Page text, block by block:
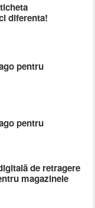
diferenta!
pentru
pentru
de retragere
magazinele